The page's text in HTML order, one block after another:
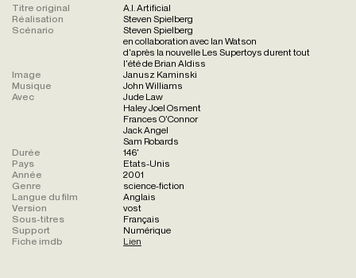
Titre original
A.I. Artificial
Réalisation
Steven Spielberg
Scénario
Steven Spielberg
en collaboration avec Ian Watson
d'après la nouvelle Les Supertoys durent tout
l'été de Brian Aldiss
Image
Janusz Kaminski
Musique
John Williams
Avec
Jude Law
Haley Joel Osment
Frances O'Connor
Jack Angel
Sam Robards
Durée
146'
Pays
Etats-Unis
Année
2001
Genre
science-fiction
Langue du film
Anglais
Version
vost
Sous-titres
Français
Support
Numérique
Fiche imdb
Lien